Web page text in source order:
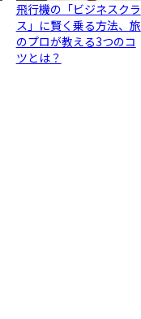
飛行機の「ビジネスクラ
ス」に賢く乗る方法、旅
のプロが教える3つのコ
ツとは？